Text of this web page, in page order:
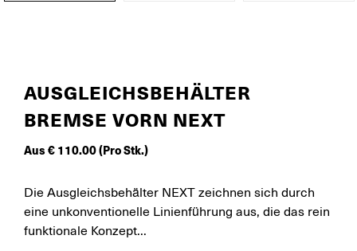
AUSGLEICHSBEHÄLTER
BREMSE VORN NEXT
Aus€ 110.00(Pro Stk.)
Die Ausgleichsbehälter NEXT zeichnen sich durch
eine unkonventionelle Linienführung aus, die das rein
funktionale Konzept...